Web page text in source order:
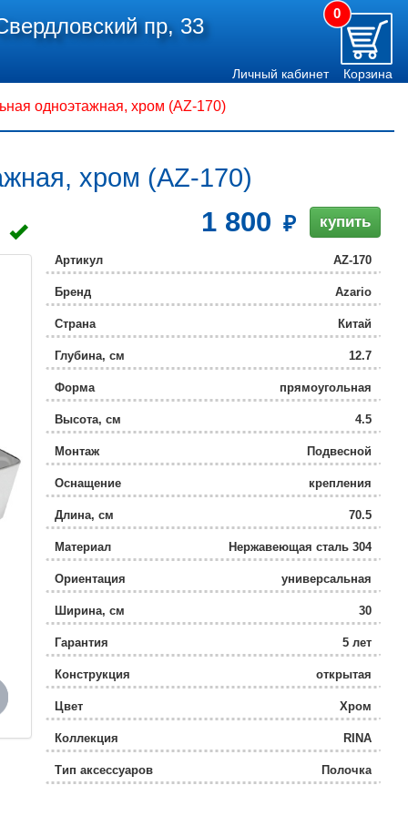
пр, 33
0
Личный кабинет Корзина
одноэтажная, хром (AZ-170)
хром (AZ-170)
1 800 купить
Артикул AZ-170
Бренд Azario
Страна Китай
Глубина, см 12.7
Форма прямоугольная
Высота, см 4.5
Монтаж Подвесной
Оснащение крепления
Длина, см 70.5
Материал Нержавеющая сталь 304
Ориентация универсальная
Ширина, см 30
Гарантия 5 лет
Конструкция открытая
Цвет Хром
Коллекция RINA
Тип аксессуаров Полочка